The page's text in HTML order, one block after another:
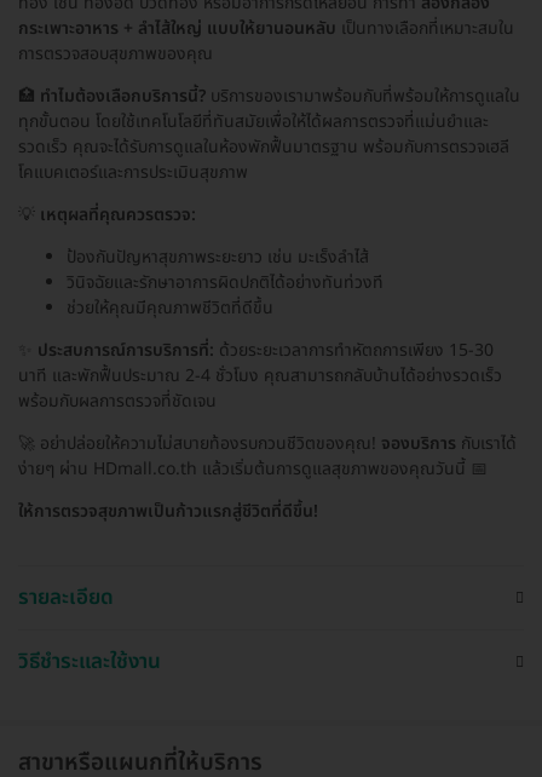
กระเพาะอาหาร + ลำไส้ใหญ่ แบบให้ยานอนหลับ เป็นทางเลือกที่เหมาะสมใน
การตรวจสอบสุขภาพของคุณ
🏥 ทำไมต้องเลือกบริการนี้? บริการของเรามาพร้อมกับที่พร้อมให้การดูแลใน
ทุกขั้นตอน โดยใช้เทคโนโลยีที่ทันสมัยเพื่อให้ได้ผลการตรวจที่แม่นยำและ
รวดเร็ว คุณจะได้รับการดูแลในห้องพักฟื้นมาตรฐาน พร้อมกับการตรวจเฮลี
โคแบคเตอร์และการประเมินสุขภาพ
💡 เหตุผลที่คุณควรตรวจ:
ป้องกันปัญหาสุขภาพระยะยาว เช่น มะเร็งลำไส้
วินิจฉัยและรักษาอาการผิดปกติได้อย่างทันท่วงที
ช่วยให้คุณมีคุณภาพชีวิตที่ดีขึ้น
ประสบการณ์การบริการที่: ด้วยระยะเวลาการทำหัตถการเพียง 15-30
นาที และพักฟื้นประมาณ 2-4 ชั่วโมง คุณสามารถกลับบ้านได้อย่างรวดเร็ว
พร้อมกับผลการตรวจที่ชัดเจน
🚀 อย่าปล่อยให้ความไม่สบายท้องรบกวนชีวิตของคุณ! จองบริการ กับเราได้
ง่ายๆ ผ่าน HDmall.co.th แล้วเริ่มต้นการดูแลสุขภาพของคุณวันนี้ 📅
ให้การตรวจสุขภาพเป็นก้าวแรกสู่ชีวิตที่ดีขึ้น!
รายละเอียด
วิธีชำระและใช้งาน
สาขาหรือแผนกที่ให้บริการ